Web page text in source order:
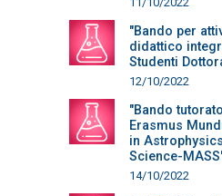
"Bando per
didattico
Studenti
12/10/2022
"Bando
Erasmus
in
Science-
14/10/2022